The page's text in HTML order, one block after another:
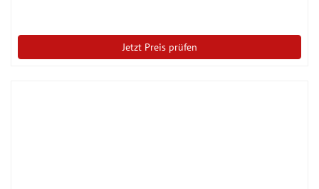
Jetzt Preis prüfen